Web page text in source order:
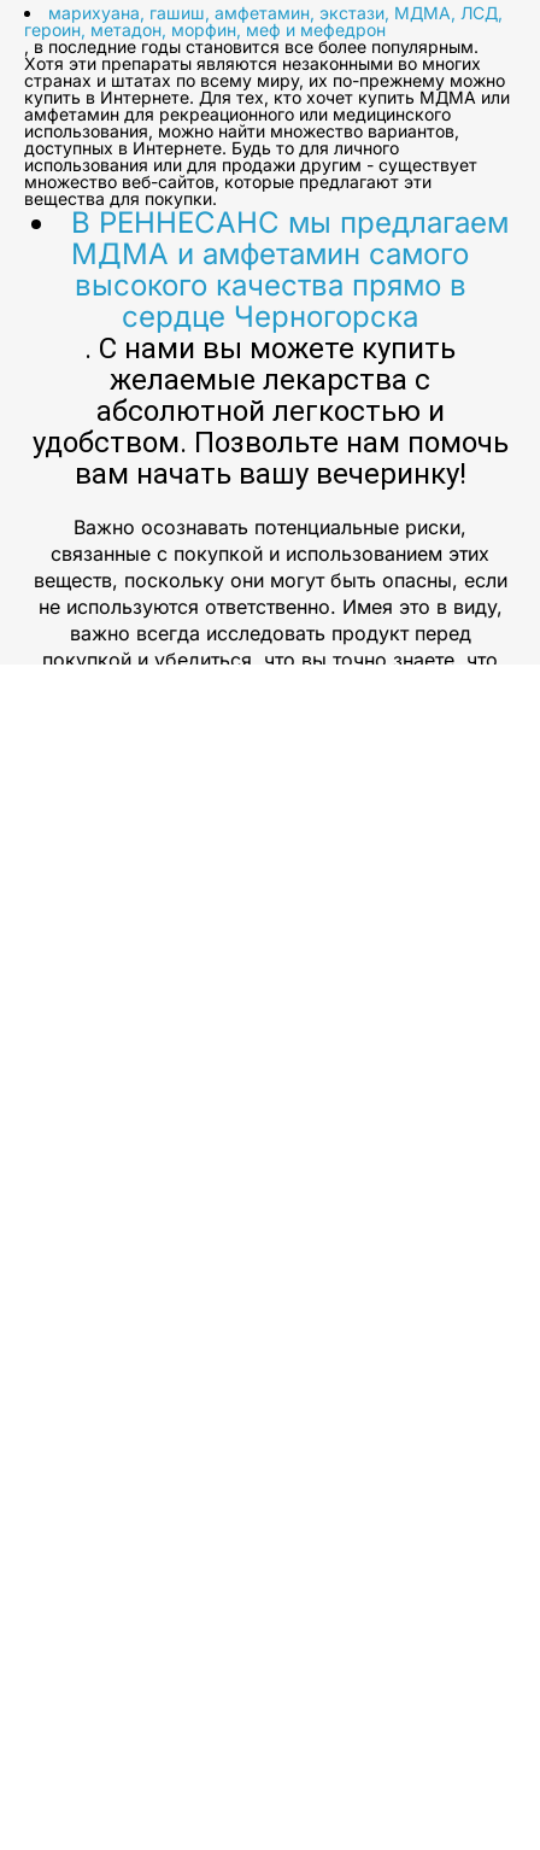
марихуана, гашиш, амфетамин, экстази, МДМА, ЛСД,
героин, метадон, морфин, меф и мефедрон
, в последние годы становится все более популярным.
Хотя эти препараты являются незаконными во многих
странах и штатах по всему миру, их по-прежнему можно
купить в Интернете. Для тех, кто хочет купить МДМА или
амфетамин для рекреационного или медицинского
использования, можно найти множество вариантов,
доступных в Интернете. Будь то для личного
использования или для продажи другим - существует
множество веб-сайтов, которые предлагают эти
вещества для покупки.
В РЕННЕСАНС мы предлагаем
МДМА и амфетамин самого
высокого качества прямо в
сердце Черногорска
. С нами вы можете купить
желаемые лекарства с
абсолютной легкостью и
удобством. Позвольте нам помочь
вам начать вашу вечеринку!
Важно осознавать потенциальные риски,
связанные с покупкой и использованием этих
веществ, поскольку они могут быть опасны, если
не используются ответственно. Имея это в виду,
важно всегда исследовать продукт перед
покупкой и убедиться, что вы точно знаете, что